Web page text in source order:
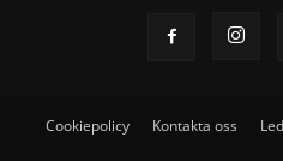
Cookiepolicy Kontakta oss